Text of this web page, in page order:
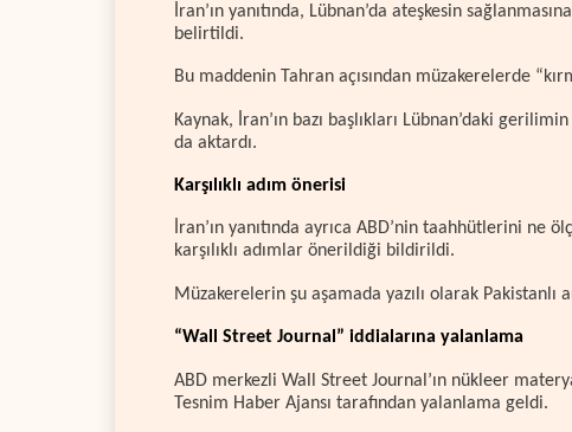
İran’ın yanıtında, Lübnan’da ateşkesin
belirtildi.
Bu maddenin Tahran açısından müzakerelerde
Kaynak, İran’ın bazı başlıkları Lübnan’daki
da aktardı.
Karşılıklı adım önerisi
İran’ın yanıtında ayrıca ABD’nin taahhütlerini
karşılıklı adımlar önerildiği bildirildi.
Müzakerelerin şu aşamada yazılı olarak
“Wall Street Journal” iddialarına yalanlama
ABD merkezli Wall Street Journal’ın nükleer
Tesnim Haber Ajansı tarafından yalanlama geldi.